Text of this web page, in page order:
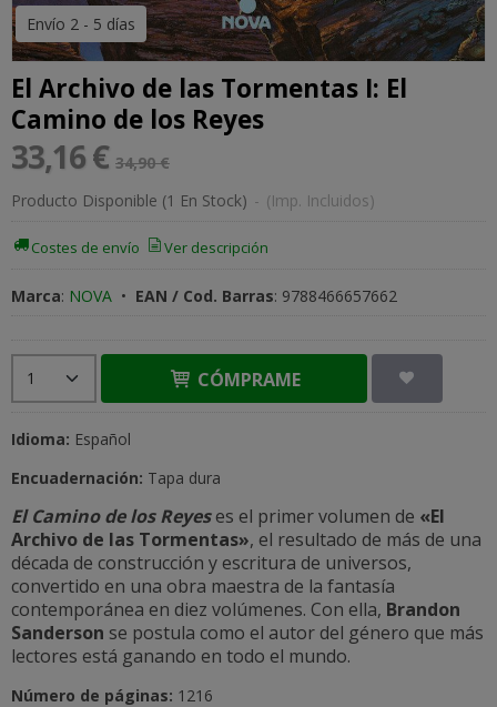
Envío 2 - 5 días
El Archivo de las Tormentas I: El
Camino de los Reyes
33,16 € 34,90 €
Producto Disponible (1 En Stock) - (Imp. Incluidos)
Costes de envío Ver descripción
Marca: NOVA • EAN / Cod. Barras: 9788466657662
CÓMPRAME
Idioma: Español
Encuadernación: Tapa dura
El Camino de los Reyes es el primer volumen de «El
Archivo de las Tormentas», el resultado de más de una
década de construcción y escritura de universos,
convertido en una obra maestra de la fantasía
contemporánea en diez volúmenes. Con ella, Brandon
Sanderson se postula como el autor del género que más
lectores está ganando en todo el mundo.
Número de páginas: 1216